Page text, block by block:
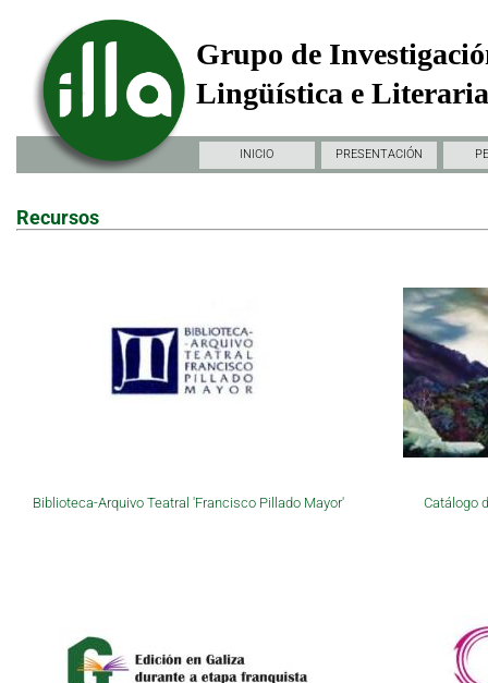
Grupo de
Lingüística e
INICIO PRESENTACIÓN
Recursos
Biblioteca-Arquivo Teatral 'Francisco Pillado Mayor' Catálogo